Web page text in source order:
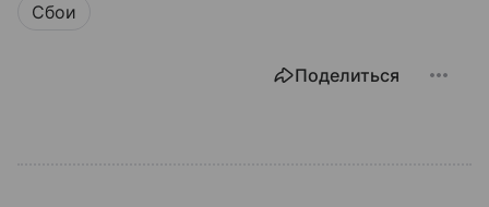
Сбои
Поделиться